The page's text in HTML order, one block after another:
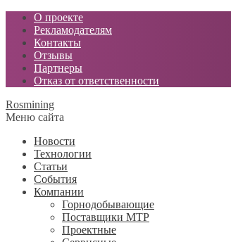
О проекте
Рекламодателям
Контакты
Отзывы
Партнеры
Отказ от ответственности
Rosmining
Меню сайта
Новости
Технологии
Статьи
События
Компании
Горнодобывающие
Поставщики МТР
Проектные